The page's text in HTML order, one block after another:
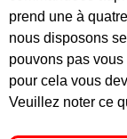
prend une à
nous disposons
pouvons pas
pour cela vous
Veuillez noter ce